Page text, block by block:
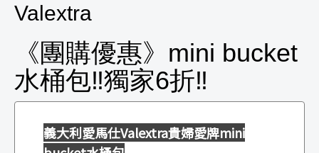
Valextra
《團購優惠》mini bucket
水桶包‼️獨家6折‼️
義大利愛馬仕Valextra貴婦愛牌mini